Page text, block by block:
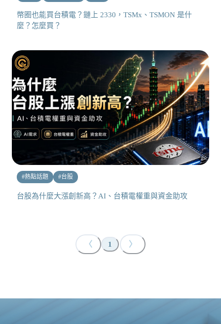
幣圈也能買台積電？鏈上 2330，TSMx、TSMON 是什
麼？怎麼買？
#熱點話題 #台股
台股為什麼大漲創新高？AI、台積電權重與資金助攻
〈 1 〉